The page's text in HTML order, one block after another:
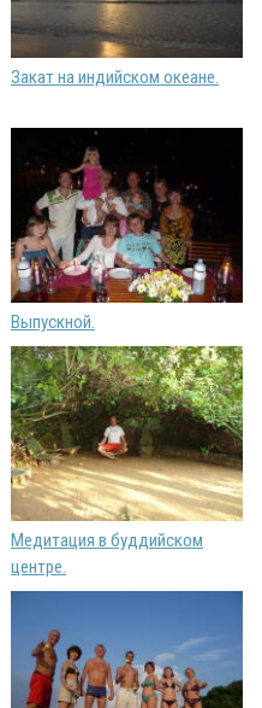
Закат на индийском океане.
Выпускной.
Медитация в буддийском
центре.